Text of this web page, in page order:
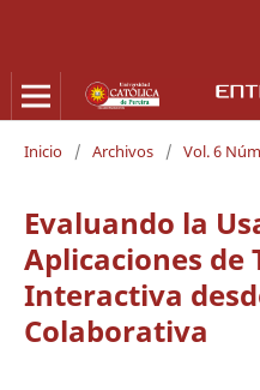
Inicio / Archivos / Vol. 6
Evaluando la
Aplicaciones de
Interactiva
Colaborativa